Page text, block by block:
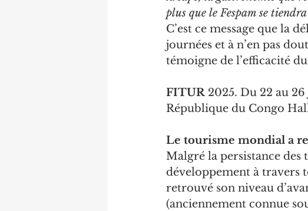
plus que le Fespam se
C’est ce message que la
journées et à n’en pas
témoigne de l’efficacité du
FITUR 2025. Du 22 au
République du Congo Hall
Le tourisme mondial a
Malgré la persistance
développement à travers
retrouvé son niveau
(anciennement connue